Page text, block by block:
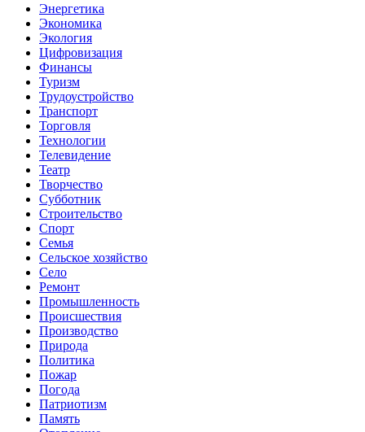
Энергетика
Экономика
Экология
Цифровизация
Финансы
Туризм
Трудоустройство
Транспорт
Торговля
Технологии
Телевидение
Театр
Творчество
Субботник
Строительство
Спорт
Семья
Сельское хозяйство
Село
Ремонт
Промышленность
Происшествия
Производство
Природа
Политика
Пожар
Погода
Патриотизм
Память